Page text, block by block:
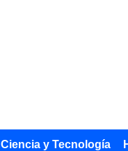
Ciencia y Tecnología